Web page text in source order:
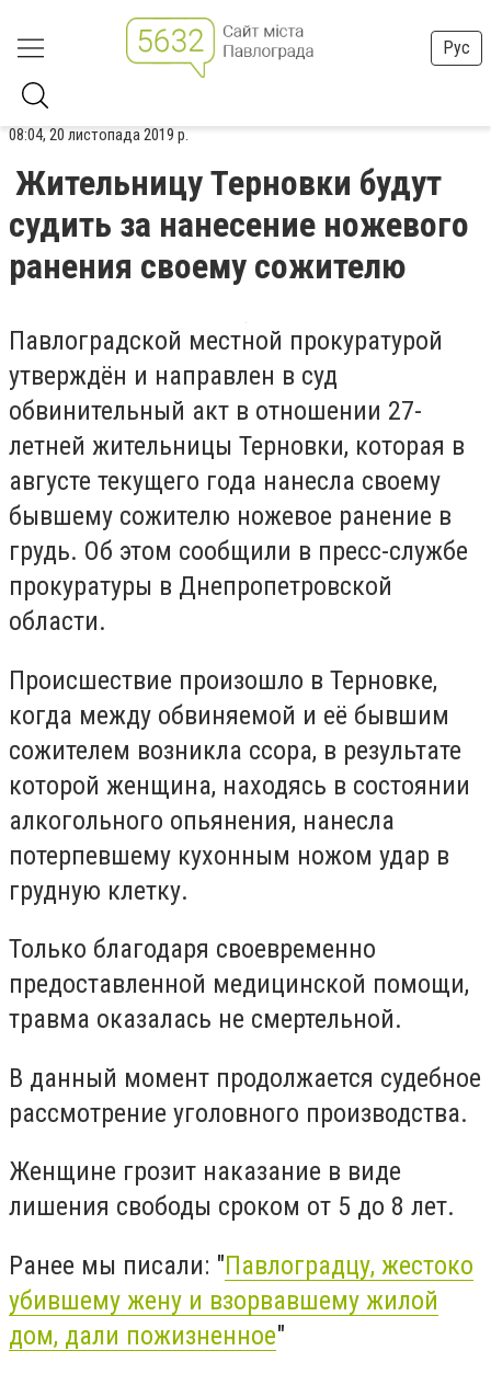
Рус
08:04, 20 листопада 2019 р.
Жительницу Терновки будут
судить за нанесение ножевого
ранения своему сожителю
Павлоградской местной прокуратурой
утверждён и направлен в суд
обвинительный акт в отношении 27-
летней жительницы Терновки, которая в
августе текущего года нанесла своему
бывшему сожителю ножевое ранение в
грудь. Об этом сообщили в пресс-службе
прокуратуры в Днепропетровской
области.
Происшествие произошло в Терновке,
когда между обвиняемой и её бывшим
сожителем возникла ссора, в результате
которой женщина, находясь в состоянии
алкогольного опьянения, нанесла
потерпевшему кухонным ножом удар в
грудную клетку.
Только благодаря своевременно
предоставленной медицинской помощи,
травма оказалась не смертельной.
В данный момент продолжается судебное
рассмотрение уголовного производства.
Женщине грозит наказание в виде
лишения свободы сроком от 5 до 8 лет.
Ранее мы писали: "Павлоградцу, жестоко
убившему жену и взорвавшему жилой
дом, дали пожизненное"